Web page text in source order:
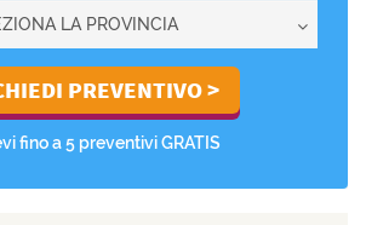
fino a 5 preventivi GRATIS